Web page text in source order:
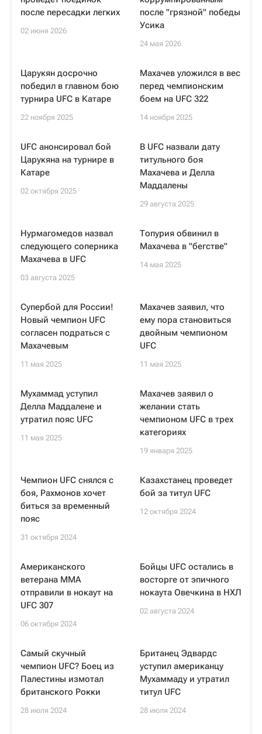
после пересадки легких
02 июня 2026
после "грязной" победы
Усика
24 мая 2026
Царукян досрочно
победил в главном бою
турнира UFC в Катаре
22 ноября 2025
Махачев уложился в вес
перед чемпионским
боем на UFC 322
14 ноября 2025
UFC анонсировал бой
Царукяна на турнире в
Катаре
02 октября 2025
В UFC назвали дату
титульного боя
Махачева и Делла
Маддалены
29 августа 2025
Нурмагомедов назвал
следующего соперника
Махачева в UFC
03 августа 2025
Топурия обвинил в
Махачева в "бегстве"
14 мая 2025
Супербой для России!
Новый чемпион UFC
согласен подраться с
Махачевым
11 мая 2025
Махачев заявил, что
ему пора становиться
двойным чемпионом
UFC
11 мая 2025
Мухаммад уступил
Делла Маддалене и
утратил пояс UFC
11 мая 2025
Махачев заявил о
желании стать
чемпионом UFC в трех
категориях
19 января 2025
Чемпион UFC снялся с
боя, Рахмонов хочет
биться за временный
пояс
31 октября 2024
Казахстанец проведет
бой за титул UFC
12 октября 2024
Американского
ветерана ММА
отправили в нокаут на
UFC 307
06 октября 2024
Бойцы UFC остались в
восторге от эпичного
нокаута Овечкина в НХЛ
02 августа 2024
Самый скучный
чемпион UFC? Боец из
Палестины измотал
британского Рокки
28 июля 2024
Британец Эдвардс
уступил американцу
Мухаммаду и утратил
титул UFC
28 июля 2024